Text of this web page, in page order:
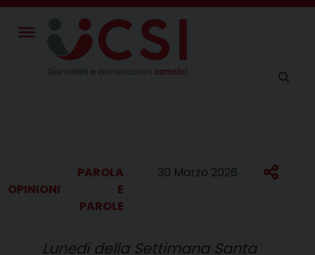
Skip
content
OPINIONI
PAROLA
E
PAROLE
30 Marzo 2026
Lunedì della Settimana Santa